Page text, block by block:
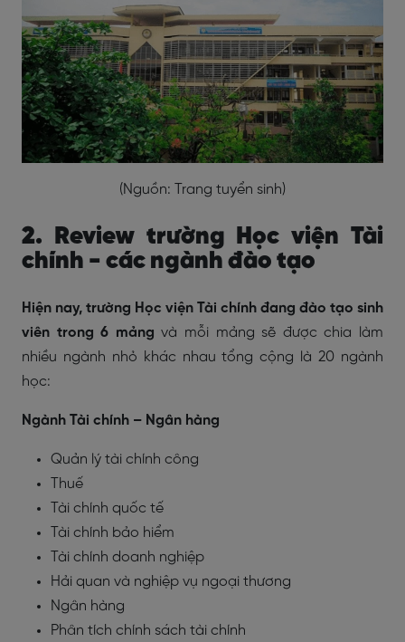
(Nguồn: Trang tuyển sinh)
2. Review trường Học viện Tài
chính - các ngành đào tạo
Hiện nay, trường Học viện Tài chính đang đào tạo sinh
viên trong 6 mảng và mỗi mảng sẽ được chia làm
nhiều ngành nhỏ khác nhau tổng cộng là 20 ngành
học:
Ngành Tài chính – Ngân hàng
Quản lý tài chính công
Thuế
Tài chính quốc tế
Tài chính bảo hiểm
Tài chính doanh nghiệp
Hải quan và nghiệp vụ ngoại thương
Ngân hàng
Phân tích chính sách tài chính